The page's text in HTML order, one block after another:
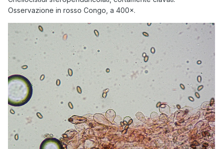
Osservazione in rosso Congo, a 400×.